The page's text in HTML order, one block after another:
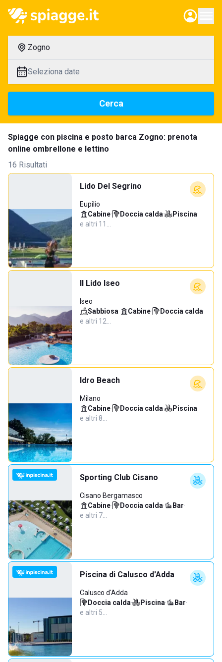
Zogno
Seleziona date
Cerca
Spiagge con piscina e posto barca Zogno: prenota
online ombrellone e lettino
16 Risultati
Lido Del Segrino
Eupilio
Cabine· Doccia calda· Piscina·
e altri 11…
Il Lido Iseo
Iseo
Sabbiosa· Cabine· Doccia calda·
e altri 12…
Idro Beach
Milano
Cabine· Doccia calda· Piscina·
e altri 8…
Sporting Club Cisano
Cisano Bergamasco
Cabine· Doccia calda· Bar·
e altri 7…
Piscina di Calusco d'Adda
Calusco d'Adda
Doccia calda· Piscina· Bar·
e altri 5…